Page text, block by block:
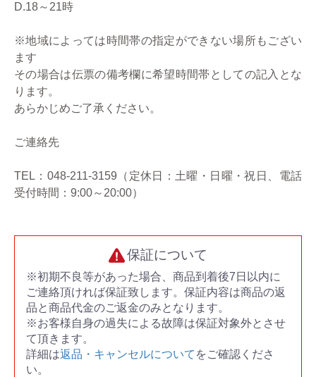
D.18～21時
※地域によっては時間帯の指定ができない場所もござい
ます
その場合は伝票の備考欄に希望時間帯としての記入とな
ります。
あらかじめご了承ください。
ご連絡先
TEL：048-211-3159（定休日：土曜・日曜・祝日、電話
受付時間：9:00～20:00）
保証について
※初期不良等があった場合、商品到着後7日以内に
ご連絡頂ければ保証致します。保証内容は商品の返
品と商品代金のご返金のみとなります。
※お客様自身の過失による故障は保証対象外とさせ
て頂きます。
詳細は返品・キャンセルについて をご確認くださ
い。